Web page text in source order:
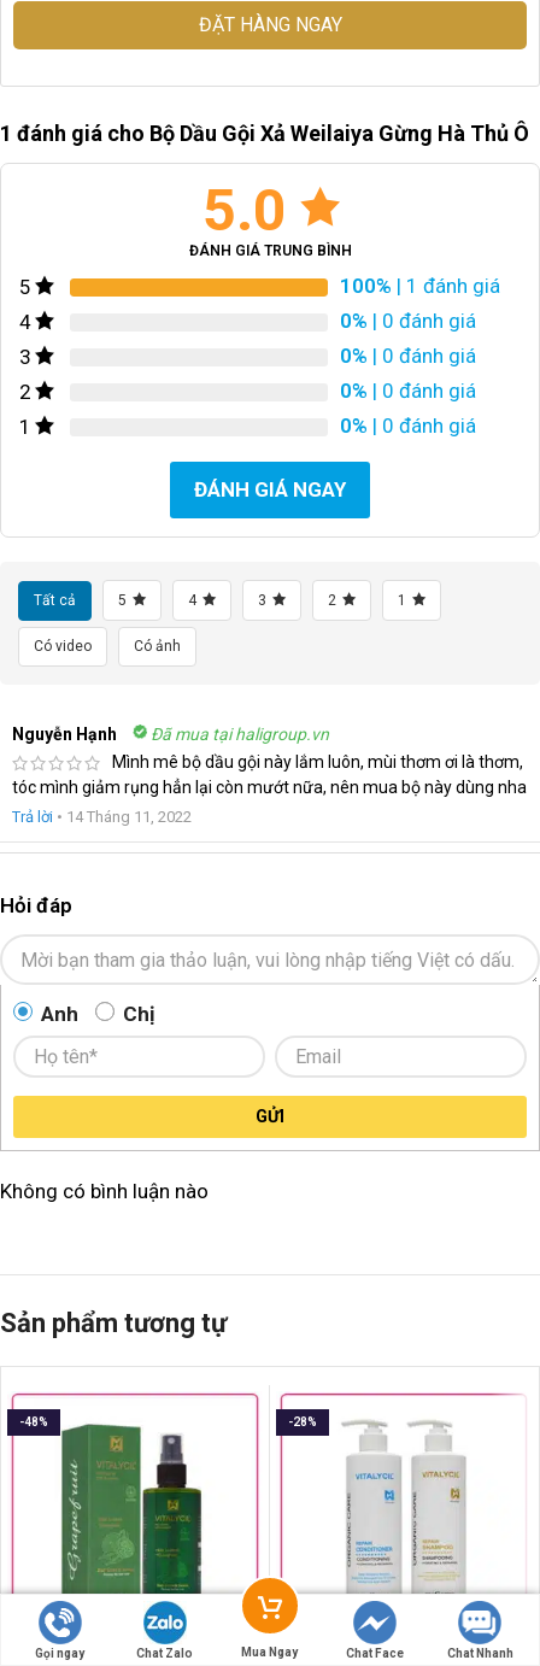
ĐẶT HÀNG NGAY
1 đánh giá cho Bộ Dầu Gội Xả Weilaiya Gừng Hà Thủ Ô
5.0
ĐÁNH GIÁ TRUNG BÌNH
5 100% | 1 đánh giá
4
0% | 0 đánh giá
3
0% | 0 đánh giá
2
0% | 0 đánh giá
1
0% | 0 đánh giá
ĐÁNH GIÁ NGAY
Tất cả 5 4 3 2 1
Có video Có ảnh
Nguyễn Hạnh
Đã mua tại haligroup.vn
Mình mê bộ dầu gội này lắm luôn, mùi thơm ơi là thơm,
tóc mình giảm rụng hẳn lại còn mướt nữa, nên mua bộ này dùng nha
Trả lời • 14 Tháng 11, 2022
Hỏi đáp
Anh Chị
GỬI
Không có bình luận nào
Sản phẩm tương tự
-48%
Xịt Bưởi Vitalycil Hỗ Trợ
-28%
Bộ Gội Xả Phục Hồi
Gọi ngay Chat Zalo Mua Ngay Chat Face Chat Nhanh